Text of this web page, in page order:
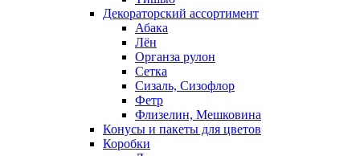
Декораторский ассортимент
Абака
Лён
Органза рулон
Сетка
Сизаль, Сизофлор
Фетр
Флизелин, Мешковина
Конусы и пакеты для цветов
Коробки